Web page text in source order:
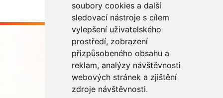
soubory cookies a další
sledovací nástroje s cílem
vylepšení uživatelského
prostředí, zobrazení
přizpůsobeného obsahu a
reklam, analýzy návštěvnosti
webových stránek a zjištění
zdroje návštěvnosti.
Buďme ve spojení